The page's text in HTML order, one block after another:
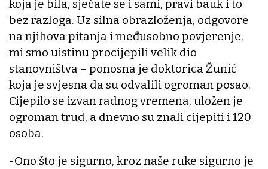
koja je bila, sjećate se i sami, pravi bauk i to
bez razloga. Uz silna obrazloženja, odgovore
na njihova pitanja i međusobno povjerenje,
mi smo uistinu procijepili velik dio
stanovništva – ponosna je doktorica Žunić
koja je svjesna da su odvalili ogroman posao.
Cijepilo se izvan radnog vremena, uložen je
ogroman trud, a dnevno su znali cijepiti i 120
osoba.
-Ono što je sigurno, kroz naše ruke sigurno je